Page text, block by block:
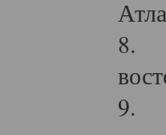
8.
9.